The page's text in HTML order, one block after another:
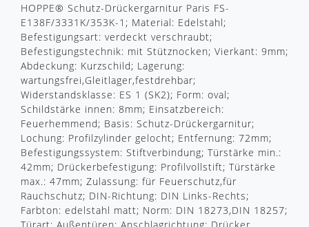
HOPPE® Schutz-Drückergarnitur Paris FS-
E138F/3331K/353K-1; Material: Edelstahl;
Befestigungsart: verdeckt verschraubt;
Befestigungstechnik: mit Stütznocken; Vierkant: 9mm;
Abdeckung: Kurzschild; Lagerung:
wartungsfrei,Gleitlager,festdrehbar;
Widerstandsklasse: ES 1 (SK2); Form: oval;
Schildstärke innen: 8mm; Einsatzbereich:
Feuerhemmend; Basis: Schutz-Drückergarnitur;
Lochung: Profilzylinder gelocht; Entfernung: 72mm;
Befestigungssystem: Stiftverbindung; Türstärke min.:
42mm; Drückerbefestigung: Profilvollstift; Türstärke
max.: 47mm; Zulassung: für Feuerschutz,für
Rauchschutz; DIN-Richtung: DIN Links-Rechts;
Farbton: edelstahl matt; Norm: DIN 18273,DIN 18257;
Türart: Außentüren; Anschlagrichtung: Drücker